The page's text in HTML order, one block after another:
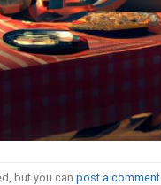
but you can post a comment